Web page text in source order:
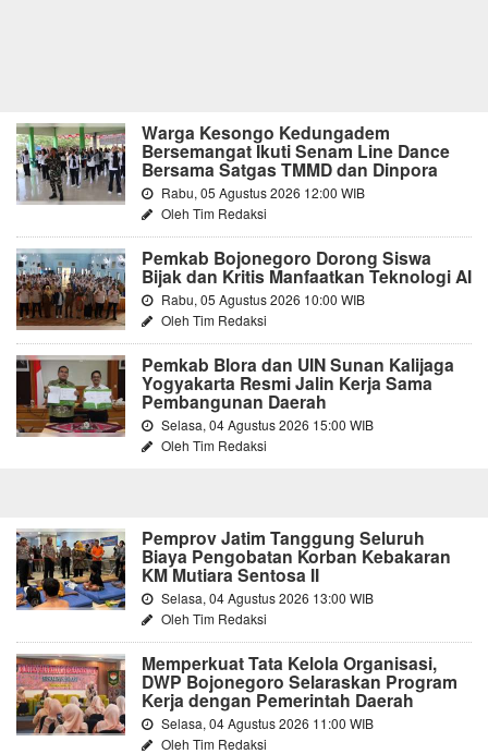
Warga Kesongo Kedungadem
Bersemangat Ikuti Senam Line Dance
Bersama Satgas TMMD dan Dinpora
Rabu, 05 Agustus 2026 12:00 WIB
Oleh Tim Redaksi
Pemkab Bojonegoro Dorong Siswa
Bijak dan Kritis Manfaatkan Teknologi AI
Rabu, 05 Agustus 2026 10:00 WIB
Oleh Tim Redaksi
Pemkab Blora dan UIN Sunan Kalijaga
Yogyakarta Resmi Jalin Kerja Sama
Pembangunan Daerah
Selasa, 04 Agustus 2026 15:00 WIB
Oleh Tim Redaksi
Pemprov Jatim Tanggung Seluruh
Biaya Pengobatan Korban Kebakaran
KM Mutiara Sentosa II
Selasa, 04 Agustus 2026 13:00 WIB
Oleh Tim Redaksi
Memperkuat Tata Kelola Organisasi,
DWP Bojonegoro Selaraskan Program
Kerja dengan Pemerintah Daerah
Selasa, 04 Agustus 2026 11:00 WIB
Oleh Tim Redaksi